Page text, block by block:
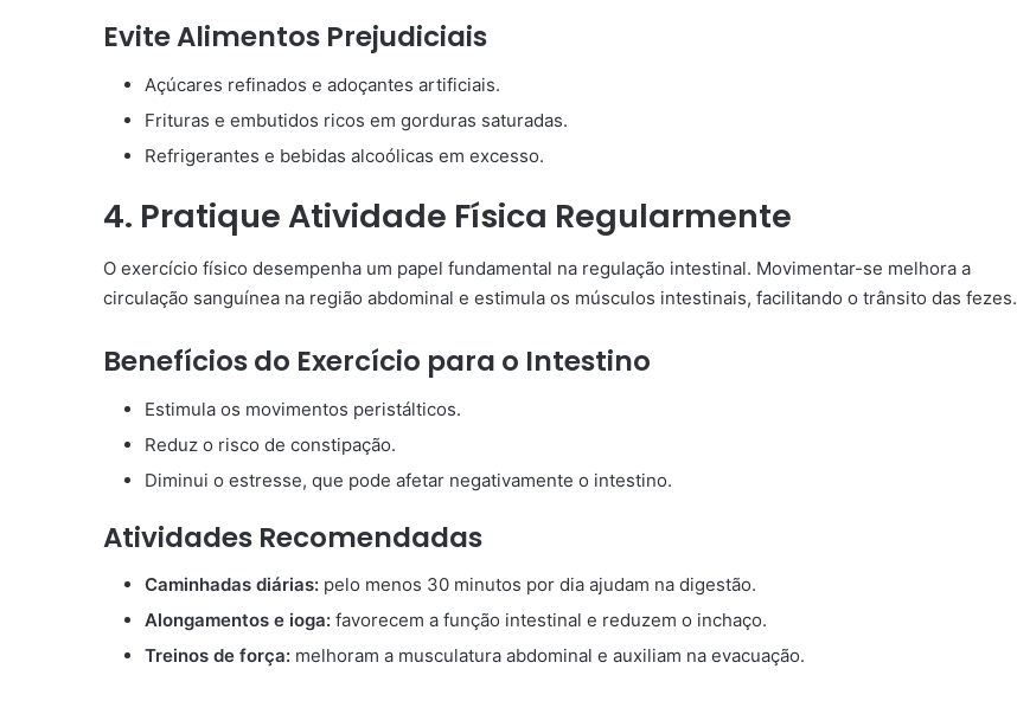
Evite Alimentos Prejudiciais
Açúcares refinados e adoçantes artificiais.
Frituras e embutidos ricos em gorduras saturadas.
Refrigerantes e bebidas alcoólicas em excesso.
4. Pratique Atividade Física Regularmente
O exercício físico desempenha um papel fundamental na regulação intestinal. Movimentar-se melhora a
circulação sanguínea na região abdominal e estimula os músculos intestinais, facilitando o trânsito das fezes.
Benefícios do Exercício para o Intestino
Estimula os movimentos peristálticos.
Reduz o risco de constipação.
Diminui o estresse, que pode afetar negativamente o intestino.
Atividades Recomendadas
Caminhadas diárias: pelo menos 30 minutos por dia ajudam na digestão.
Alongamentos e ioga: favorecem a função intestinal e reduzem o inchaço.
Treinos de força: melhoram a musculatura abdominal e auxiliam na evacuação.